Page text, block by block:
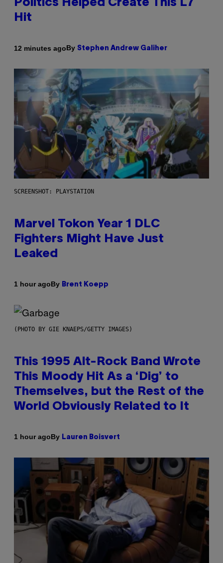
Politics Helped Create This L7
Hit
12 minutes agoBy Stephen Andrew Galiher
SCREENSHOT: PLAYSTATION
Marvel Tokon Year 1 DLC
Fighters Might Have Just
Leaked
1 hour agoBy Brent Koepp
(PHOTO BY GIE KNAEPS/GETTY IMAGES)
This 1995 Alt-Rock Band Wrote
This Moody Hit As a ‘Dig’ to
Themselves, but the Rest of the
World Obviously Related to It
1 hour agoBy Lauren Boisvert